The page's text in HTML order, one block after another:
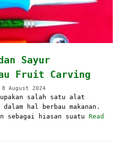
Sayur
Fruit Carving
8 August 2024
salah satu alat
dalam hal berbau makanan.
sebagai hiasan suatu Read